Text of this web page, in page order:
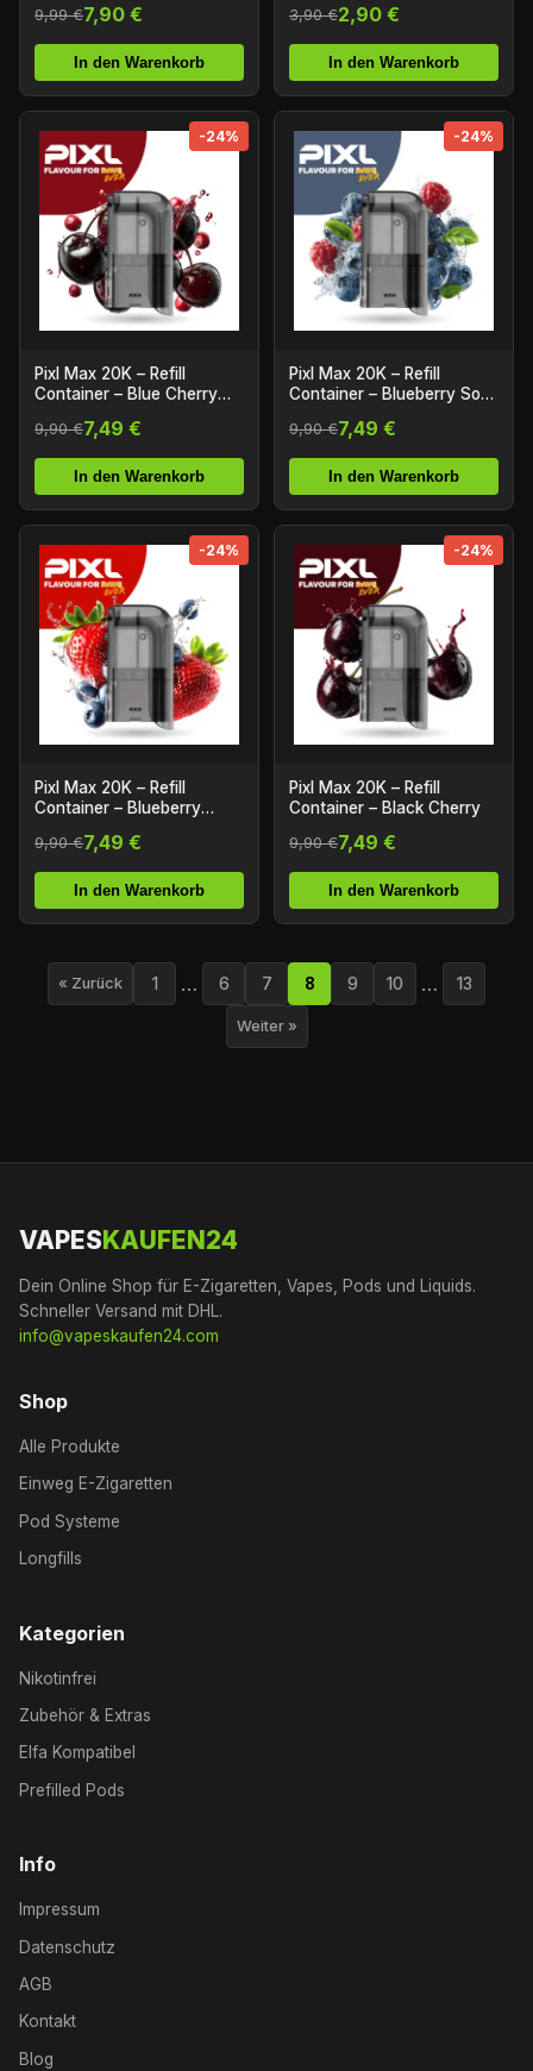
9,99 €7,90 €
In den Warenkorb
3,90 €2,90 €
In den Warenkorb
-24%
Pixl Max 20K – Refill
Container – Blue Cherry
9,90 €7,49 €
In den Warenkorb
-24%
Pixl Max 20K – Refill
Container – Blueberry Sour
9,90 €7,49 €
In den Warenkorb
-24%
Pixl Max 20K – Refill
Container – Blueberry
9,90 €7,49 €
In den Warenkorb
-24%
Pixl Max 20K – Refill
Container – Black Cherry
9,90 €7,49 €
In den Warenkorb
« Zurück 1 … 6 7 8 9 10 … 13
Weiter »
VAPESKAUFEN24
Dein Online Shop für E-Zigaretten, Vapes, Pods und Liquids.
Schneller Versand mit DHL.
info@vapeskaufen24.com
Shop
Alle Produkte
Einweg E-Zigaretten
Pod Systeme
Longfills
Kategorien
Nikotinfrei
Zubehör & Extras
Elfa Kompatibel
Prefilled Pods
Info
Impressum
Datenschutz
AGB
Kontakt
Blog